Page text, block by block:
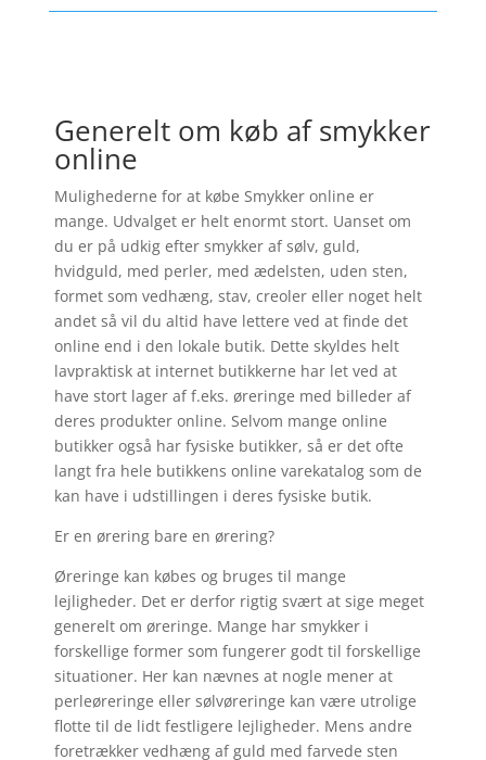
Generelt om køb af smykker
online
Mulighederne for at købe Smykker online er
mange. Udvalget er helt enormt stort. Uanset om
du er på udkig efter smykker af sølv, guld,
hvidguld, med perler, med ædelsten, uden sten,
formet som vedhæng, stav, creoler eller noget helt
andet så vil du altid have lettere ved at finde det
online end i den lokale butik. Dette skyldes helt
lavpraktisk at internet butikkerne har let ved at
have stort lager af f.eks. øreringe med billeder af
deres produkter online. Selvom mange online
butikker også har fysiske butikker, så er det ofte
langt fra hele butikkens online varekatalog som de
kan have i udstillingen i deres fysiske butik.
Er en ørering bare en ørering?
Øreringe kan købes og bruges til mange
lejligheder. Det er derfor rigtig svært at sige meget
generelt om øreringe. Mange har smykker i
forskellige former som fungerer godt til forskellige
situationer. Her kan nævnes at nogle mener at
perleøreringe eller sølvøreringe kan være utrolige
flotte til de lidt festligere lejligheder. Mens andre
foretrækker vedhæng af guld med farvede sten